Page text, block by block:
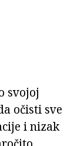
svojoj
očisti sve
i nizak